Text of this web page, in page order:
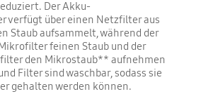
Der Akku-
verfügt über einen Netzfilter aus
Staub aufsammelt, während der
feinen Staub und der
den Mikrostaub** aufnehmen
Filter sind waschbar, sodass sie
gehalten werden können.